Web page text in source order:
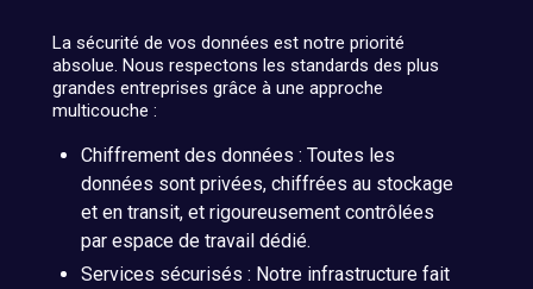
La sécurité de vos données est notre priorité
absolue. Nous respectons les standards des plus
grandes entreprises grâce à une approche
multicouche :
Chiffrement des données : Toutes les
données sont privées, chiffrées au stockage
et en transit, et rigoureusement contrôlées
par espace de travail dédié.
Services sécurisés : Notre infrastructure fait